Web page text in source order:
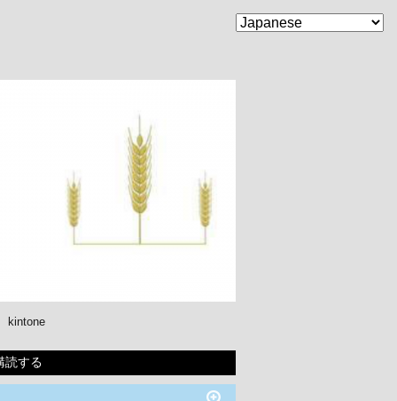
kintone
読する